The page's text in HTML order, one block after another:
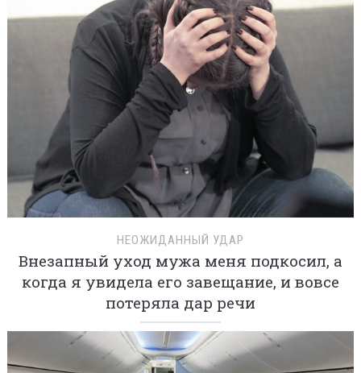
НЕОЖИДАННЫЙ УДАР
Внезапный уход мужа меня подкосил, а
когда я увидела его завещание, и вовсе
потеряла дар речи